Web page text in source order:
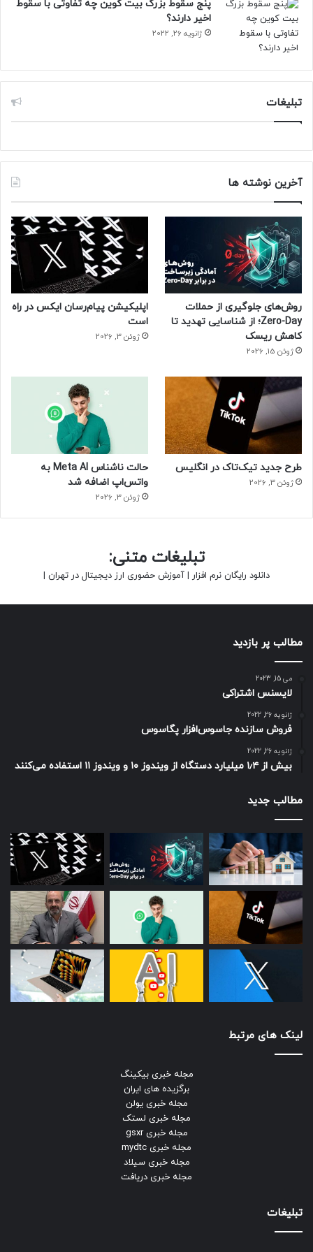
اسنپدراگون ۴ نسل ۲ رونمایی شد
منبع : زومیت
پنج سقوط بزرگ بیت کوین چه تفاوتی با سقوط
اخیر دارند؟
ژانویه 26, 2022
تبلیغات
آخرین نوشته ها
روش‌های جلوگیری از حملات
Zero-Day؛ از شناسایی تهدید تا
کاهش ریسک
ژوئن 15, 2026
اپلیکیشن پیام‌رسان ایکس در راه
است
ژوئن 3, 2026
طرح جدید تیک‌تاک در انگلیس
ژوئن 3, 2026
حالت ناشناس Meta AI به
واتس‌اپ اضافه شد
ژوئن 3, 2026
تبلیغات متنی:
دانلود رایگان نرم افزار | آموزش حضوری ارز دیجیتال در تهران |
مطالب پر بازدید
می 15, 2023
لایسنس اشتراکی
ژانویه 26, 2022
فروش سازنده جاسوس‌افزار پگاسوس
ژانویه 26, 2022
بیش از ۱٫۴ میلیارد دستگاه از ویندوز ۱۰ و ویندوز ۱۱ استفاده می‌کنند
مطالب جدید
لینک های مرتبط
مجله خبری بیکینگ
برگزیده های ایران
مجله خبری یولن
مجله خبری لستک
مجله خبری gsxr
مجله خبری mydtc
مجله خبری سیلاد
مجله خبری دریافت
تبلیغات